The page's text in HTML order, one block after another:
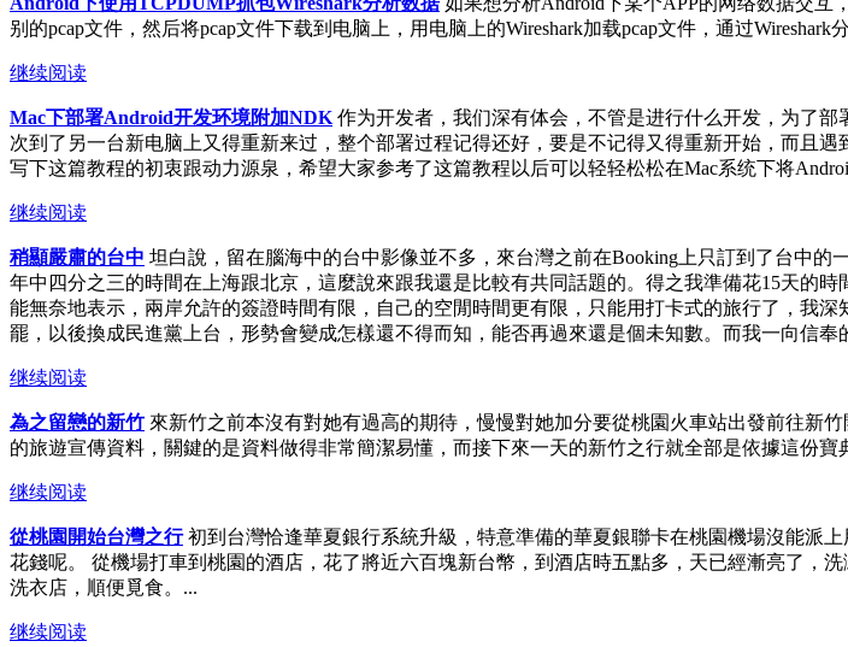
别的pcap文件，然后将pcap文件下载到电脑上，用电脑上的Wireshark加载pcap文件，通过Wireshark
继续阅读
Mac下部署Android开发环境附加NDK 作为开发者，我们深有体会，不管是进行什么开发，为了
次到了另一台新电脑上又得重新来过，整个部署过程记得还好，要是不记得又得重新开始，而且
写下这篇教程的初衷跟动力源泉，希望大家参考了这篇教程以后可以轻轻松松在Mac系统下将
继续阅读
稍顯嚴肅的台中 坦白說，留在腦海中的台中影像並不多，來台灣之前在Booking上只訂到了台中
年中四分之三的時間在上海跟北京，這麼說來跟我還是比較有共同話題的。得之我準備花15天的
能無奈地表示，兩岸允許的簽證時間有限，自己的空閒時間更有限，只能用打卡式的旅行了，我
罷，以後換成民進黨上台，形勢會變成怎樣還不得而知，能否再過來還是個未知數。而我一向信
继续阅读
為之留戀的新竹 來新竹之前本沒有對她有過高的期待，慢慢對她加分要從桃園火車站出發前往新
的旅遊宣傳資料，關鍵的是資料做得非常簡潔易懂，而接下來一天的新竹之行就全部是依據這份寶
继续阅读
從桃園開始台灣之行初到台灣恰逢華夏銀行系統升級，特意準備的華夏銀聯卡在桃園機場沒能派
花錢呢。 從機場打車到桃園的酒店，花了將近六百塊新台幣，到酒店時五點多，天已經漸亮了，
洗衣店，順便覓食。...
继续阅读